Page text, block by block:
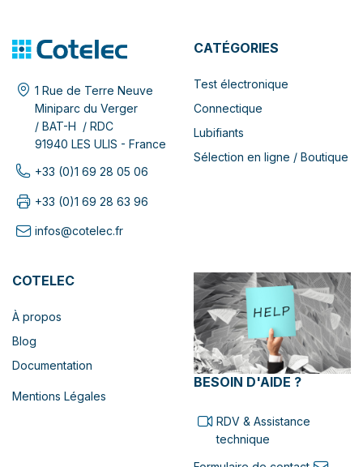
1 Rue de Terre Neuve
Miniparc du Verger
/ BAT-H / RDC
91940 LES ULIS - France
+33 (0)1 69 28 05 06
+33 (0)1 69 28 63 96
infos@cotelec.fr
CATÉGORIES
Test électronique
Connectique
Lubifiants
Sélection en ligne / Boutique
COTELEC
À propos
Blog
Documentation
Mentions Légales
BESOIN D'AIDE ?
RDV & Assistance
technique